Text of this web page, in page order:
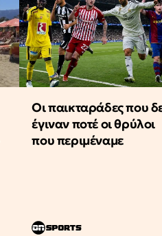
Οι παικταράδες που
έγιναν ποτέ οι θρύλοι
που περιμέναμε